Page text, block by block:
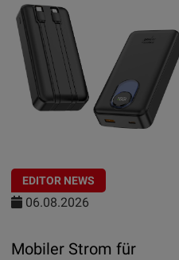
EDITOR NEWS
06.08.2026
Mobiler Strom für